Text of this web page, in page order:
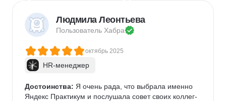
Людмила Леонтьева
Пользователь Хабра
октябрь 2025
HR-менеджер
Достоинства: Я очень рада, что выбрала именно
Яндекс Практикум и послушала совет своих коллег-